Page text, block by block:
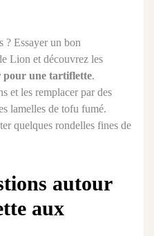
? Essayer un bon
Lion et découvrez les
pour une tartiflette.
et les remplacer par des
lamelles de tofu fumé.
quelques rondelles fines de
autour
aux